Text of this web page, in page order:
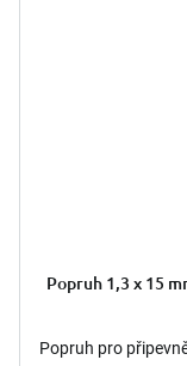
Popruh 1,3 x 15
Popruh pro